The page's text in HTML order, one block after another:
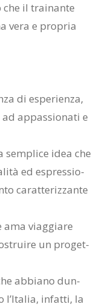
che il trai­nan­te
vera e pro­pria
di espe­rien­za,
ap­pas­sio­na­ti e
sem­pli­ce idea che
ed espres­sio­
ca­rat­te­riz­zan­te
ama viag­gia­re
un pro­get­
ab­bia­no dun­
l’I­ta­lia, in­fat­ti, la